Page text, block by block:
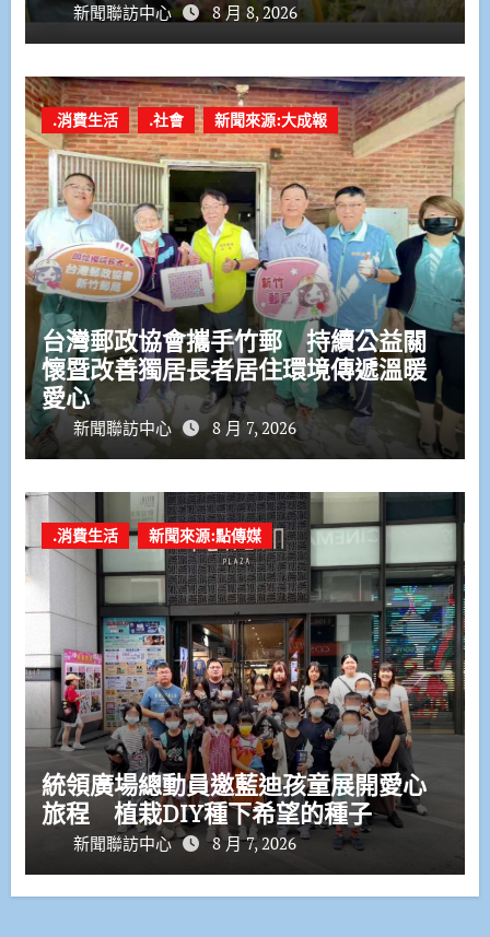
新聞聯訪中心 8 月 8, 2026
.消費生活 .社會 新聞來源:大成報
台灣郵政協會攜手竹郵 持續公益關
懷暨改善獨居長者居住環境傳遞溫暖
愛心
新聞聯訪中心 8 月 7, 2026
.消費生活 新聞來源:點傳媒
統領廣場總動員邀藍迪孩童展開愛心
旅程 植栽DIY種下希望的種子
新聞聯訪中心 8 月 7, 2026